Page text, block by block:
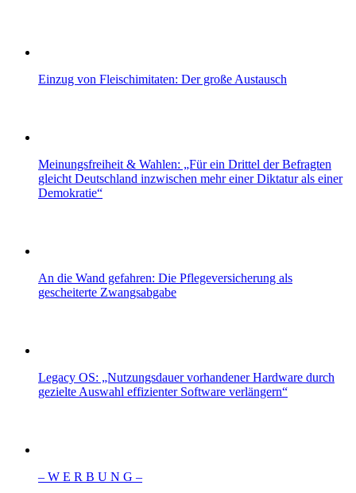
Einzug von Fleischimitaten: Der große Austausch
Meinungsfreiheit & Wahlen: „Für ein Drittel der Befragten
gleicht Deutschland inzwischen mehr einer Diktatur als einer
Demokratie“
An die Wand gefahren: Die Pflegeversicherung als
gescheiterte Zwangsabgabe
Legacy OS: „Nutzungsdauer vorhandener Hardware durch
gezielte Auswahl effizienter Software verlängern“
– W Ε R Β U Ν G –